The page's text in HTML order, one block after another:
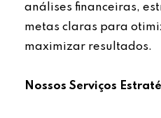
análises financeiras,
metas claras para
maximizar resultados.
Nossos Serviços